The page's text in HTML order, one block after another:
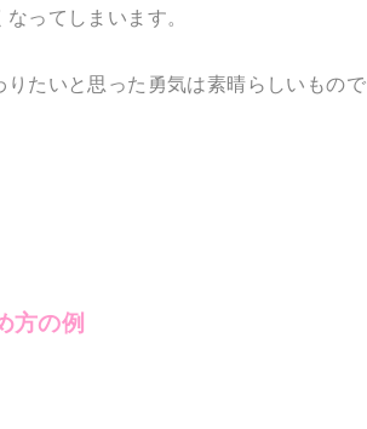
ってしまいます。
たいと思った勇気は素晴らしいもので
方の例